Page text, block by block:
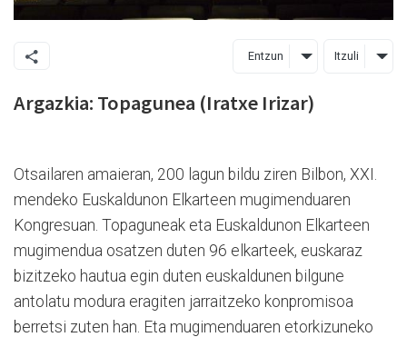
Entzun Itzuli
Argazkia: Topagunea (Iratxe Irizar)
Otsailaren amaieran, 200 lagun bildu ziren Bilbon, XXI.
mendeko Euskaldunon Elkarteen mugimenduaren
Kongresuan. Topaguneak eta Euskaldunon Elkarteen
mugimendua osatzen duten 96 elkarteek, euskaraz
bizitzeko hautua egin duten euskaldunen bilgune
antolatu modura eragiten jarraitzeko konpromisoa
berretsi zuten han. Eta mugimenduaren etorkizuneko